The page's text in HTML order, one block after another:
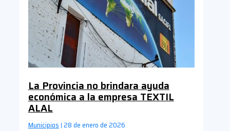
La Provincia no brindara ayuda
económica a la empresa TEXTIL
ALAL
Municipios | 28 de enero de 2026